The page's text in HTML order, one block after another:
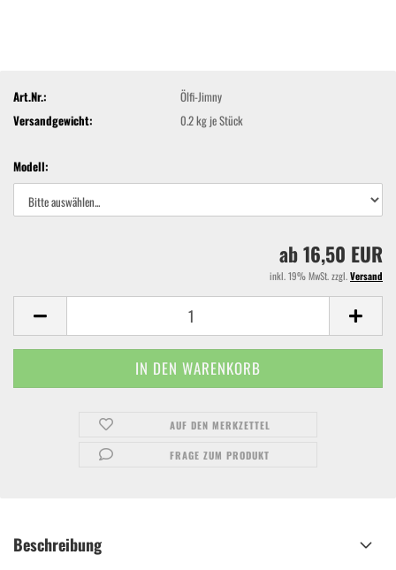
Art.Nr.:
Ölfi-Jimny
Versandgewicht:
0.2kg je Stück
Modell:
ab 16,50 EUR
inkl. 19% MwSt. zzgl.Versand
AUF DEN MERKZETTEL
FRAGE ZUM PRODUKT
Beschreibung